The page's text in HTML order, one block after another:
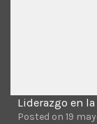
Liderazgo en
Posted on 19